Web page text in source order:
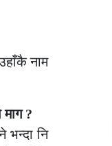
नाम
?
नि